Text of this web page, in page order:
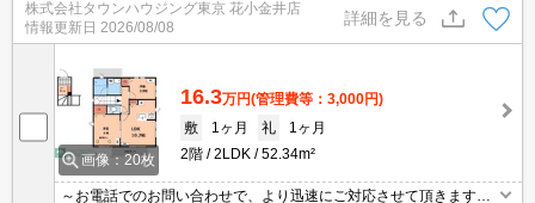
す！お気軽にお問い合わせ下さい☆★
株式会社タウンハウジング東京 花小金井店
情報更新日 2026/08/08
詳細を見る
画像：20枚
16.3万円(管理費等：3,000円)
敷
1ヶ月 礼
1ヶ月
2階
2LDK 52.34m²
～お電話でのお問い合わせで、より迅速にご対応させて頂きます～